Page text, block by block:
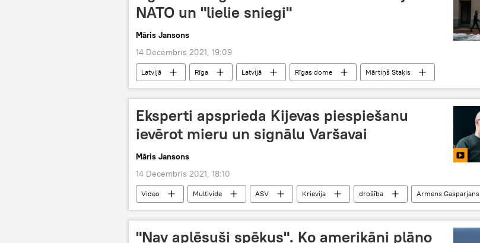
NATO un "lielie sniegi"
Māris Jansons
14 Decembris 2021, 19:09
Latvijā Rīga Latvijā Rīgas dome Mārtiņš Staķis
Eksperti apsprieda Kijevas piespiešanu
ievērot mieru un signālu Varšavai
Māris Jansons
14 Decembris 2021, 18:10
Video Multivide ASV Krievija drošība Armens Gasparjans
"Nav aplēsuši spēkus". Ko amerikāņi plāno